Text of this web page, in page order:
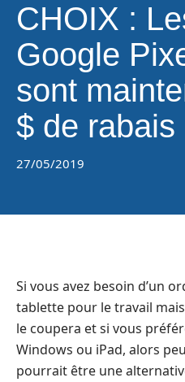
CHOIX :
Google
sont
$ de rabais
27/05/2019
Si vous avez besoin d’un
tablette pour le travail
le coupera et si vous
Windows ou iPad, alors
pourrait être une